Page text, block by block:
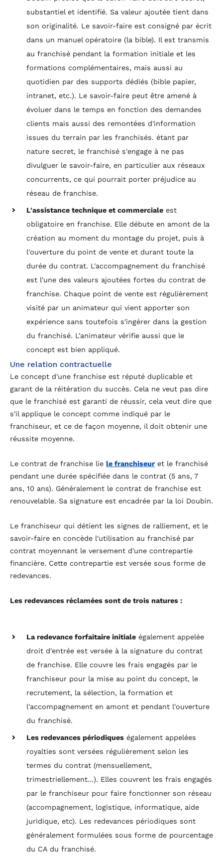
substantiel et identifié. Sa valeur ajoutée tient dans
son originalité. Le savoir-faire est consigné par écrit
dans un manuel opératoire (la bible). Il est transmis
au franchisé pendant la formation initiale et les
formations complémentaires, mais aussi au
quotidien par des supports dédiés (bible papier,
intranet, etc.). Le savoir-faire peut être amené à
évoluer dans le temps en fonction des demandes
clients mais aussi des remontées d'information
issues du terrain par les franchisés. étant par
nature secret, le franchisé s'engage à ne pas
divulguer le savoir-faire, en particulier aux réseaux
concurrents, ce qui pourrait porter préjudice au
réseau de franchise.
L'assistance technique et commerciale est
obligatoire en franchise. Elle débute en amont de la
création au moment du montage du projet, puis à
l'ouverture du point de vente et durant toute la
durée du contrat. L'accompagnement du franchisé
est l'une des valeurs ajoutées fortes du contrat de
franchise. Chaque point de vente est régulièrement
visité par un animateur qui vient apporter son
expérience sans toutefois s'ingérer dans la gestion
du franchisé. L'animateur vérifie aussi que le
concept est bien appliqué.
Une relation contractuelle
Le concept d'une franchise est réputé duplicable et
garant de la réitération du succès. Cela ne veut pas dire
que le franchisé est garanti de réussir, cela veut dire que
s'il applique le concept comme indiqué par le
franchiseur, et ce de façon moyenne, il doit obtenir une
réussite moyenne.
Le contrat de franchise lie le franchiseur et le franchisé
pendant une durée spécifiée dans le contrat (5 ans, 7
ans, 10 ans). Généralement le contrat de franchise est
renouvelable. Sa signature est encadrée par la loi Doubin.
Le franchiseur qui détient les signes de ralliement, et le
savoir-faire en concède l'utilisation au franchisé par
contrat moyennant le versement d'une contrepartie
financière. Cette contrepartie est versée sous forme de
redevances.
Les redevances réclamées sont de trois natures :
La redevance forfaitaire initiale également appelée
droit d'entrée est versée à la signature du contrat
de franchise. Elle couvre les frais engagés par le
franchiseur pour la mise au point du concept, le
recrutement, la sélection, la formation et
l'accompagnement en amont et pendant l'ouverture
du franchisé.
Les redevances périodiques également appelées
royalties sont versées régulièrement selon les
termes du contrat (mensuellement,
trimestriellement...). Elles couvrent les frais engagés
par le franchiseur pour faire fonctionner son réseau
(accompagnement, logistique, informatique, aide
juridique, etc). Les redevances périodiques sont
généralement formulées sous forme de pourcentage
du CA du franchisé.